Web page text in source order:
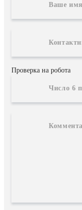
Проверка на робота